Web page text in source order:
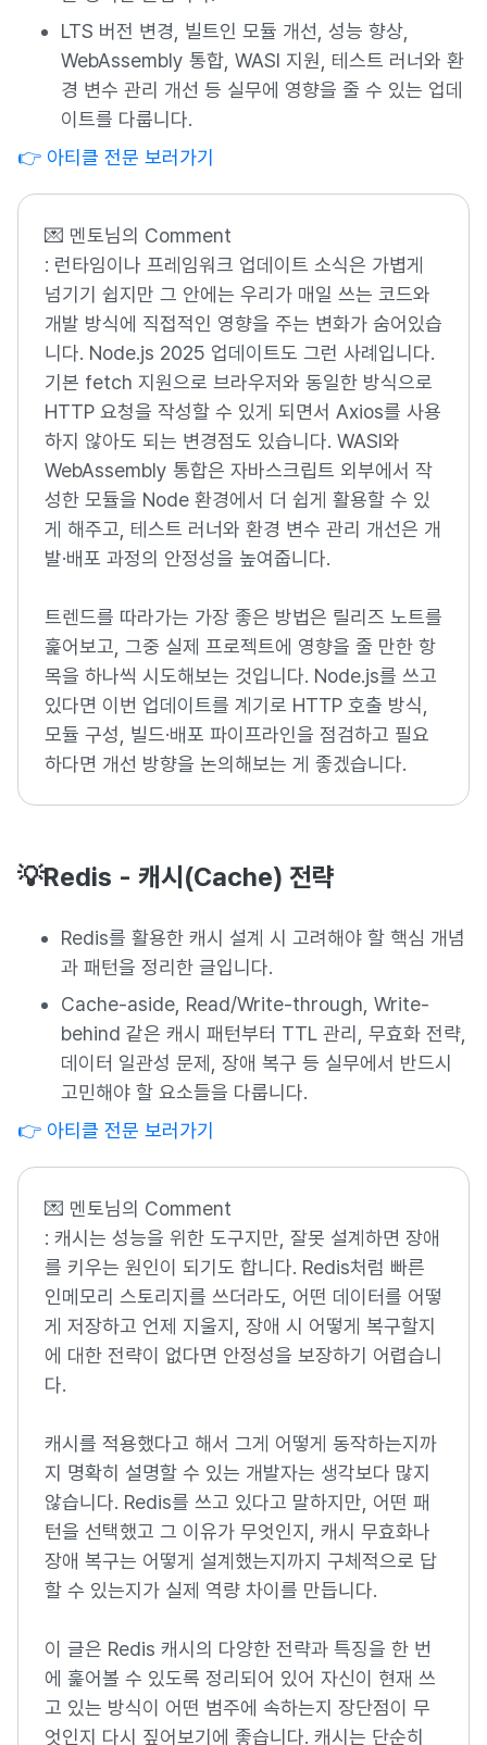
LTS 버전 변경, 빌트인 모듈 개선, 성능 향상,
WebAssembly 통합, WASI 지원, 테스트 러너와 환
경 변수 관리 개선 등 실무에 영향을 줄 수 있는 업데
이트를 다룹니다.
👉 아티클 전문 보러가기
💌 멘토님의 Comment
: 런타임이나 프레임워크 업데이트 소식은 가볍게
넘기기 쉽지만 그 안에는 우리가 매일 쓰는 코드와
개발 방식에 직접적인 영향을 주는 변화가 숨어있습
니다. Node.js 2025 업데이트도 그런 사례입니다.
기본 fetch 지원으로 브라우저와 동일한 방식으로
HTTP 요청을 작성할 수 있게 되면서 Axios를 사용
하지 않아도 되는 변경점도 있습니다. WASI와
WebAssembly 통합은 자바스크립트 외부에서 작
성한 모듈을 Node 환경에서 더 쉽게 활용할 수 있
게 해주고, 테스트 러너와 환경 변수 관리 개선은 개
발·배포 과정의 안정성을 높여줍니다.
트렌드를 따라가는 가장 좋은 방법은 릴리즈 노트를
훑어보고, 그중 실제 프로젝트에 영향을 줄 만한 항
목을 하나씩 시도해보는 것입니다. Node.js를 쓰고
있다면 이번 업데이트를 계기로 HTTP 호출 방식,
모듈 구성, 빌드·배포 파이프라인을 점검하고 필요
하다면 개선 방향을 논의해보는 게 좋겠습니다.
💡Redis - 캐시(Cache) 전략
Redis를 활용한 캐시 설계 시 고려해야 할 핵심 개념
과 패턴을 정리한 글입니다.
Cache-aside, Read/Write-through, Write-
behind 같은 캐시 패턴부터 TTL 관리, 무효화 전략,
데이터 일관성 문제, 장애 복구 등 실무에서 반드시
고민해야 할 요소들을 다룹니다.
👉 아티클 전문 보러가기
💌 멘토님의 Comment
: 캐시는 성능을 위한 도구지만, 잘못 설계하면 장애
를 키우는 원인이 되기도 합니다. Redis처럼 빠른
인메모리 스토리지를 쓰더라도, 어떤 데이터를 어떻
게 저장하고 언제 지울지, 장애 시 어떻게 복구할지
에 대한 전략이 없다면 안정성을 보장하기 어렵습니
다.
캐시를 적용했다고 해서 그게 어떻게 동작하는지까
지 명확히 설명할 수 있는 개발자는 생각보다 많지
않습니다. Redis를 쓰고 있다고 말하지만, 어떤 패
턴을 선택했고 그 이유가 무엇인지, 캐시 무효화나
장애 복구는 어떻게 설계했는지까지 구체적으로 답
할 수 있는지가 실제 역량 차이를 만듭니다.
이 글은 Redis 캐시의 다양한 전략과 특징을 한 번
에 훑어볼 수 있도록 정리되어 있어 자신이 현재 쓰
고 있는 방식이 어떤 범주에 속하는지 장단점이 무
엇인지 다시 짚어보기에 좋습니다. 캐시는 단순히